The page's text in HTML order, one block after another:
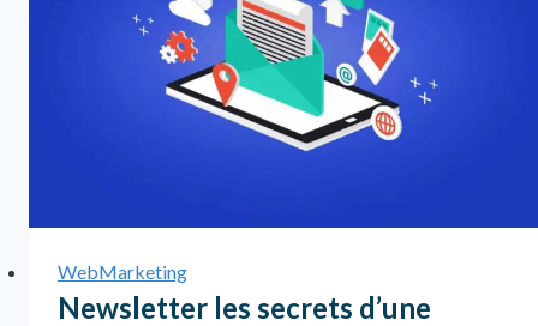
WebMarketing
Newsletter les secrets d’une